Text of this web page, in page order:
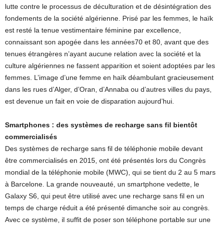
lutte contre le processus de déculturation et de désintégration des
fondements de la société algérienne. Prisé par les femmes, le haïk
est resté la tenue vestimentaire féminine par excellence,
connaissant son apogée dans les années70 et 80, avant que des
tenues étrangères n’ayant aucune relation avec la société et la
culture algériennes ne fassent apparition et soient adoptées par les
femmes. L’image d’une femme en haïk déambulant gracieusement
dans les rues d’Alger, d’Oran, d’Annaba ou d’autres villes du pays,
est devenue un fait en voie de disparation aujourd’hui.
Smartphones : des systèmes de recharge sans fil bientôt
commercialisés
Des systèmes de recharge sans fil de téléphonie mobile devant
être commercialisés en 2015, ont été présentés lors du Congrès
mondial de la téléphonie mobile (MWC), qui se tient du 2 au 5 mars
à Barcelone. La grande nouveauté, un smartphone vedette, le
Galaxy S6, qui peut être utilisé avec une recharge sans fil en un
temps de charge réduit a été présenté dimanche soir au congrès.
Avec ce système, il suffit de poser son téléphone portable sur une